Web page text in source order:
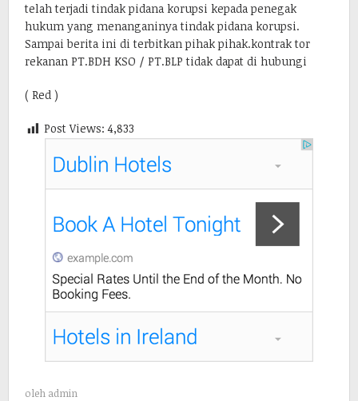
telah terjadi tindak pidana korupsi kepada penegak
hukum yang menanganinya tindak pidana korupsi.
Sampai berita ini di terbitkan pihak pihak.kontrak tor
rekanan PT.BDH KSO / PT.BLP tidak dapat di hubungi
( Red )
Post Views: 4,833
oleh admin